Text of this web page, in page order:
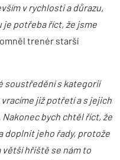
v rychlosti a důrazu,
je potřeba říct, že jsme
trenér starší
soustředění s kategorií
již potřetí a s jejich
bych chtěl říct, že
doplnit jeho řady, protože
větší hřiště se nám to